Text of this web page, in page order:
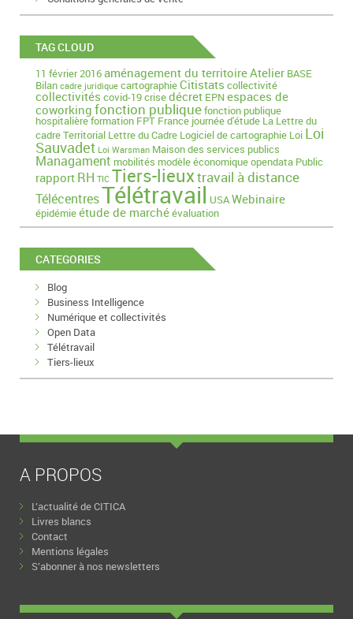
TAG CLOUD
11 février 2016aménagement du territoireAtelier BASE
Bilan cadre juridique cartographieCitistats collectivité
collectivités covid-19crisedécret EPN espaces de
coworking fonction publiquefonction publique
hospitalièreformation FPT France journée d'étude La Lettre du
cadre Territorial Lettre du Cadre Logiciel de cartographie Loi Loi
Sauvadet Loi Warsman Maison des services publics
Managament mobilités modèle économiqueopendata Public
rapport RH TIC Tiers-lieuxtravail à distance
TélécentresTélétravail USAWebinaire
épidémieétude de marchéévaluation
CATEGORIES
Blog
Business Intelligence
Numérique et collectivités
Open Data
Télétravail
Tiers-lieux
A PROPOS
L’actualité de CITICA
Livres blancs
Contact
Mentions légales
S’abonner à nos newsletters